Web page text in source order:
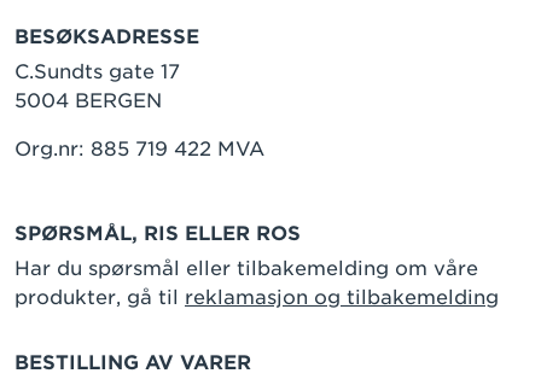
BESØKSADRESSE
C.Sundts gate 17
5004 BERGEN
Org.nr: 885 719 422 MVA
SPØRSMÅL, RIS ELLER ROS
Har du spørsmål eller tilbakemelding om våre
produkter, gå til reklamasjon og tilbakemelding
BESTILLING AV VARER